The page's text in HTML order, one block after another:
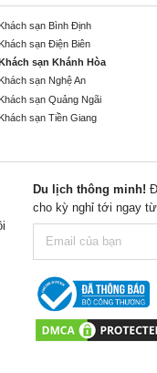
Khách sạn Bình Định
Khách sạn Điện Biên
Khách sạn Khánh Hòa
Khách sạn Nghệ An
Khách sạn Quảng Ngãi
Khách sạn Tiền Giang
Du lịch thông minh!
cho kỳ nghỉ tới ngay